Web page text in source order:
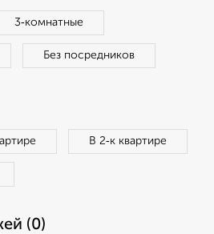
3‑комнатные
Без посредников
В 2‑к квартире
(0)